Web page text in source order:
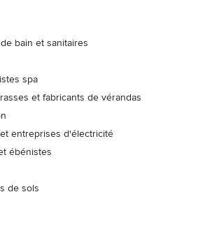
bain et sanitaires
spa
et fabricants de vérandas
entreprises d'électricité
ébénistes
de sols